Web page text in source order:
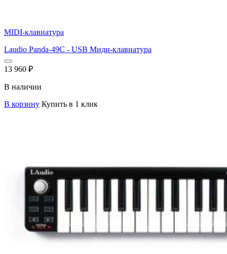
MIDI-клавиатура
Laudio Panda-49C - USB Миди-клавиатура
13 960 ₽
В наличии
В корзину Купить в 1 клик